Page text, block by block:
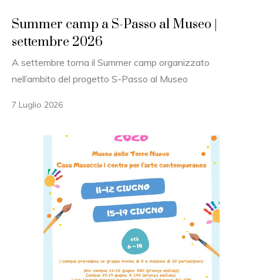
Summer camp a S-Passo al Museo |
settembre 2026
A settembre torna il Summer camp organizzato
nell’ambito del progetto S-Passo al Museo
7 Luglio 2026